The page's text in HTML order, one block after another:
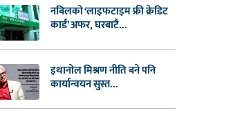
नबिलको ‘लाइफटाइम फ्री क्रेडिट
कार्ड’ अफर, घरबाटै...
इथानोल मिश्रण नीति बने पनि
कार्यान्वयन सुस्त...